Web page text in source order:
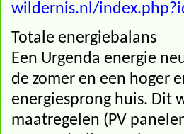
wildernis.nl/
Totale energiebalans
Een Urgenda energie
de zomer en een hoger
energiesprong huis. Dit
maatregelen (PV